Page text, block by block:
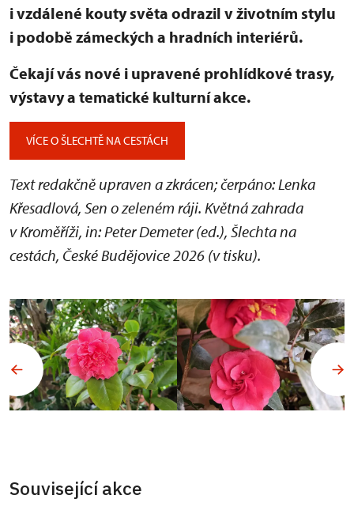
i vzdálené kouty světa odrazil v životním stylu
i podobě zámeckých a hradních interiérů.
Čekají vás nové i upravené prohlídkové trasy,
výstavy a tematické kulturní akce.
VÍCE O ŠLECHTĚ NA CESTÁCH
Text redakčně upraven a zkrácen; čerpáno: Lenka
Křesadlová, Sen o zeleném ráji. Květná zahrada
v Kroměříži, in: Peter Demeter (ed.), Šlechta na
cestách, České Budějovice 2026 (v tisku).
Související akce